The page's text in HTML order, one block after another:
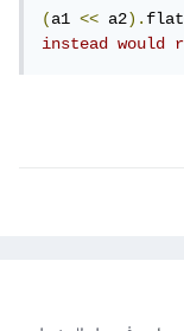
(a1 << a2).
instead would